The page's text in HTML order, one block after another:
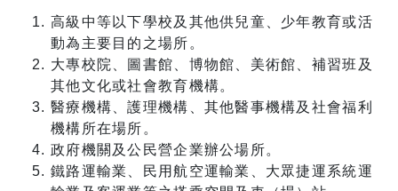
高級中等以下學校及其他供兒童、少年教育或活
動為主要目的之場所。
大專校院、圖書館、博物館、美術館、補習班及
其他文化或社會教育機構。
醫療機構、護理機構、其他醫事機構及社會福利
機構所在場所。
政府機關及公民營企業辦公場所。
鐵路運輸業、民用航空運輸業、大眾捷運系統運